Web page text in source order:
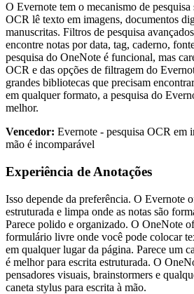
O Evernote tem o mecanismo de
OCR lê texto em imagens, documentos
manuscritas. Filtros de pesquisa
encontre notas por data, tag, caderno,
pesquisa do OneNote é funcional, mas
OCR e das opções de filtragem do
grandes bibliotecas que precisam
em qualquer formato, a pesquisa do
melhor.
Vencedor: Evernote - pesquisa OCR em
mão é incomparável
Experiência de Anotações
Isso depende da preferência. O Evernote
estruturada e limpa onde as notas são
Parece polido e organizado. O OneNote
formulário livre onde você pode colocar
em qualquer lugar da página. Parece um
é melhor para escrita estruturada. O
pensadores visuais, brainstormers e
caneta stylus para escrita à mão.